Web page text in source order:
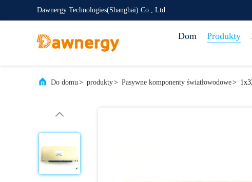
Dawnergy Technologies(Shanghai) Co., Ltd.
Dom Produkty
Do domu> produkty> Pasywne komponenty światłowodowe>